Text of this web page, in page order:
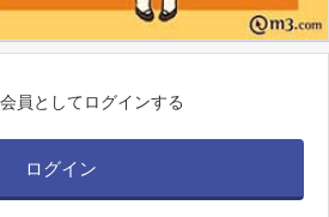
員としてログインする
ログイン